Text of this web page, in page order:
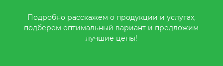
Подробно расскажем о продукции и услугах,
подберем оптимальный вариант и предложим
лучшие цены!